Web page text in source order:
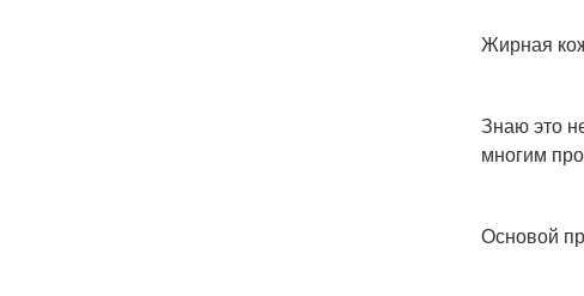
Жирная
Знаю это
многим
Основой